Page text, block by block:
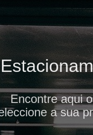
Encontre aqui
a sua